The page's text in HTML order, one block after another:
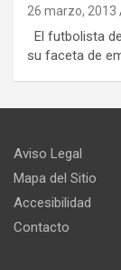
26 marzo, 2013
El futbolista
su faceta de
Aviso Legal
Mapa del Sitio
Accesibilidad
Contacto